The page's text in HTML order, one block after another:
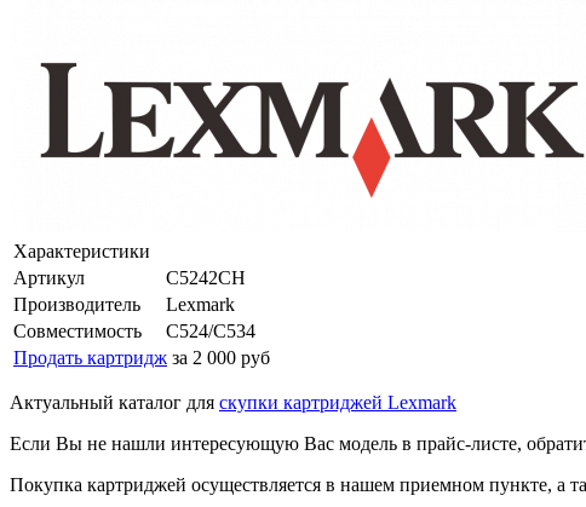
Характеристики
Артикул
C5242CH
Производитель
Lexmark
Совместимость
C524/C534
Продать картридж за 2 000 руб
Актуальный каталог для скупки картриджей Lexmark
Если Вы не нашли интересующую Вас модель в прайс-листе,
Покупка картриджей осуществляется в нашем приемном пункте, а